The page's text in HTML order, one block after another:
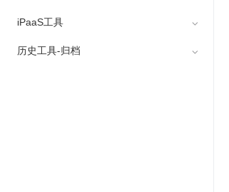
WebIDE
CLI 云函数命令
iPaaS工具
CLI iPaaS命令
历史工具-归档